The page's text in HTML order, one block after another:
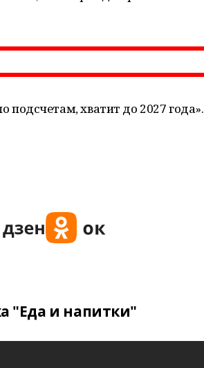
подсчетам, хватит до 2027 года».
"Еда и напитки"